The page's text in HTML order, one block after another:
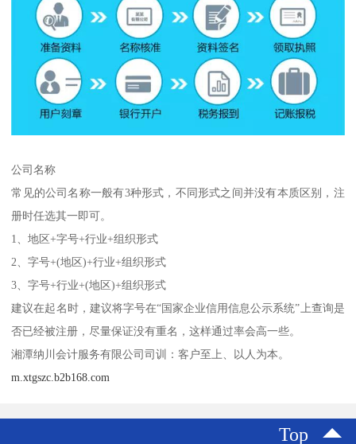
公司名称
常见的公司名称一般有3种形式，不同形式之间并没有本质区别，注
册时任选其一即可。
1、地区+字号+行业+组织形式
2、字号+(地区)+行业+组织形式
3、字号+行业+(地区)+组织形式
建议在起名时，建议将字号在“国家企业信用信息公示系统”上查询是
否已经被注册，尽量保证没有重名，这样通过率会高一些。
湘潭纳川会计服务有限公司司训：客户至上、以人为本。
m.xtgszc.b2b168.com
Top